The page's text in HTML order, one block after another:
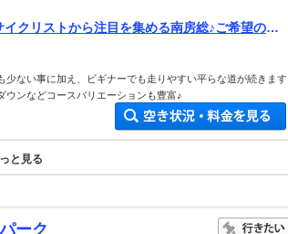
クリストから注目を集める南房総♪ご希望の中
ない事に加え、ビギナーでも走りやすい平らな道が続きます
ウンなどコースバリエーションも豊富♪
と見る
ーク